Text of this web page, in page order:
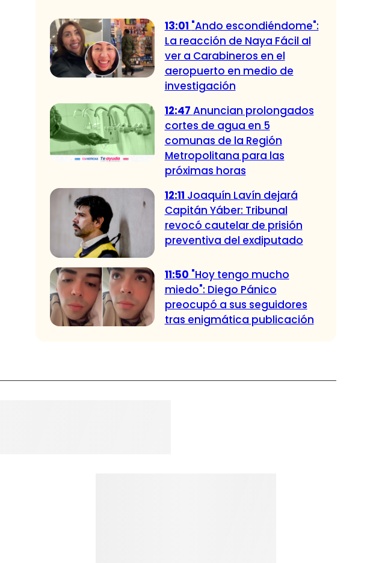
13:01 "Ando escondiéndome":
La reacción de Naya Fácil al
ver a Carabineros en el
aeropuerto en medio de
investigación
12:47 Anuncian prolongados
cortes de agua en 5
comunas de la Región
Metropolitana para las
próximas horas
12:11 Joaquín Lavín dejará
Capitán Yáber: Tribunal
revocó cautelar de prisión
preventiva del exdiputado
11:50 "Hoy tengo mucho
miedo": Diego Pánico
preocupó a sus seguidores
tras enigmática publicación